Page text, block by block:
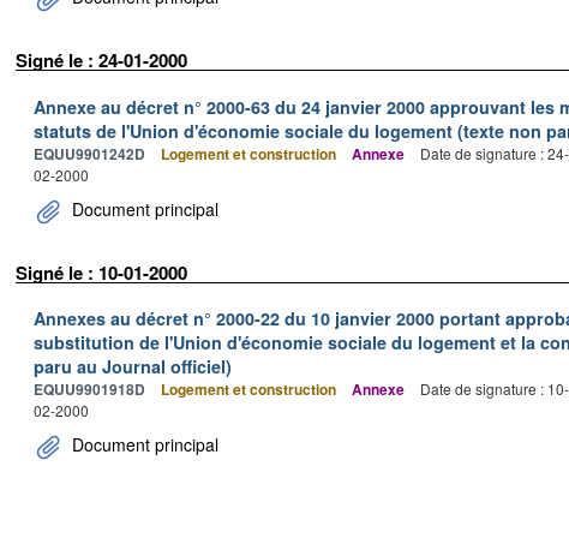
Signé le : 24-01-2000
Annexe au décret n° 2000-63 du 24 janvier 2000 approuvant
statuts de l'Union d'économie sociale du logement (texte non
EQUU9901242D Logement et construction Annexe Date de signature :
02-2000
Document principal
Signé le : 10-01-2000
Annexes au décret n° 2000-22 du 10 janvier 2000 portant
substitution de l'Union d'économie sociale du logement et la
paru au Journal officiel)
EQUU9901918D Logement et construction Annexe Date de signature :
02-2000
Document principal